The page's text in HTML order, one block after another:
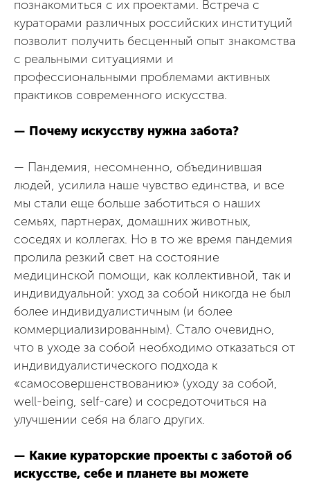
познакомиться с их проектами. Встреча с
кураторами различных российских институций
позволит получить бесценный опыт знакомства
с реальными ситуациями и
профессиональными проблемами активных
практиков современного искусства.
— Почему искусству нужна забота?
— Пандемия, несомненно, объединившая
людей, усилила наше чувство единства, и все
мы стали еще больше заботиться о наших
семьях, партнерах, домашних животных,
соседях и коллегах. Но в то же время пандемия
пролила резкий свет на состояние
медицинской помощи, как коллективной, так и
индивидуальной: уход за собой никогда не был
более индивидуалистичным (и более
коммерциализированным). Стало очевидно,
что в уходе за собой необходимо отказаться от
индивидуалистического подхода к
«самосовершенствованию» (уходу за собой,
well-being, self-care) и сосредоточиться на
улучшении себя на благо других.
— Какие кураторские проекты с заботой об
искусстве, себе и планете вы можете